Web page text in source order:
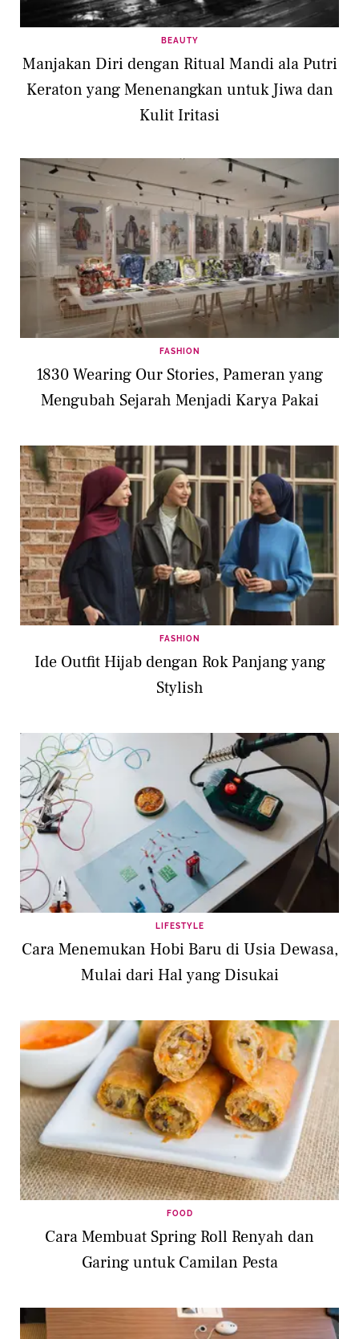
BEAUTY
Manjakan Diri dengan Ritual Mandi ala Putri
Keraton yang Menenangkan untuk Jiwa dan
Kulit Iritasi
FASHION
1830 Wearing Our Stories, Pameran yang
Mengubah Sejarah Menjadi Karya Pakai
FASHION
Ide Outfit Hijab dengan Rok Panjang yang
Stylish
LIFESTYLE
Cara Menemukan Hobi Baru di Usia Dewasa,
Mulai dari Hal yang Disukai
FOOD
Cara Membuat Spring Roll Renyah dan
Garing untuk Camilan Pesta